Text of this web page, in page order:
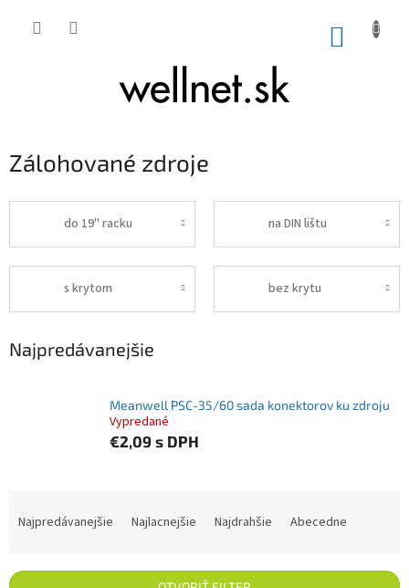
Zálohované zdroje
do 19" racku na DIN lištu
s krytom bez krytu
Najpredávanejšie
Meanwell PSC-35/60 sada konektorov ku zdroju
Vypredané
€2,09 s DPH
Najpredávanejšie Najlacnejšie Najdrahšie Abecedne